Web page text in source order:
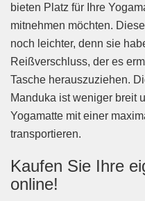
bieten Platz für Ihre
mitnehmen möchten.
noch leichter, denn sie
Reißverschluss, der es
Tasche herauszuziehen.
Manduka ist weniger breit
Yogamatte mit einer
transportieren.
Kaufen Sie Ihre
online!